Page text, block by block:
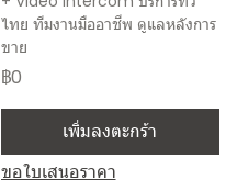
ไทย ทีมงานมืออาชีพ ดูแลหลังการ
ขาย
฿0
เพิ่มลงตะกร้า
ขอใบเสนอราคา